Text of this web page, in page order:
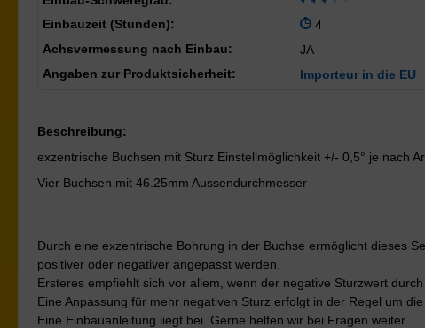
Einbauzeit (Stunden):
4
Achsvermessung nach Einbau:
JA
Angaben zur Produktsicherheit:
Importeur in die EU
Beschreibung:
exzentrische Buchsen mit Sturz Einstellmöglichkeit +/- 0,5° je nach
Vier Buchsen mit 46.25mm Aussendurchmesser
Durch eine exzentrische Bohrung in der Buchse ermöglicht dieses
positiver oder negativer angepasst werden.
Ersteres empfiehlt sich vor allem, wenn der negative Sturzwert
Eine Anpassung für mehr negativen Sturz erfolgt in der Regel um
Eine Einbauanleitung liegt bei. Gerne helfen wir bei Fragen weiter.